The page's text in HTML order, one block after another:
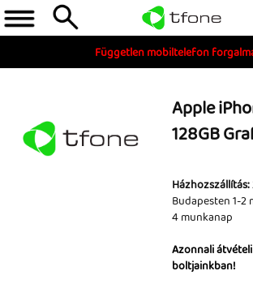
Független mobiltelefon
Apple
128GB
Házhozszállítás:
Budapesten 1-2
4 munkanap
Azonnali
boltjainkban!